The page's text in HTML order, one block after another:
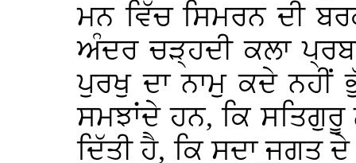
ਮਨ ਵਿੱਚ ਸਿਮਰਨ ਦੀ
ਅੰਦਰ ਚੜ੍ਹਦੀ ਕਲਾ
ਪੁਰਖੁ ਦਾ ਨਾਮੁ ਕਦੇ ਨਹੀਂ
ਸਮਝਾਂਦੇ ਹਨ, ਕਿ
ਦਿੱਤੀ ਹੈ, ਕਿ ਸਦਾ ਜਗਤ